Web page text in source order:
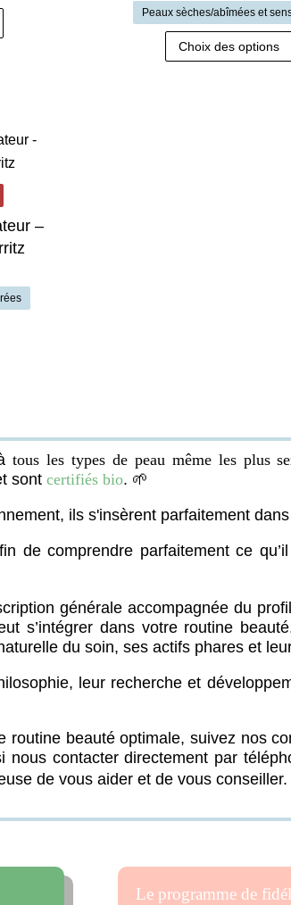
Peaux sèches/abîmées et
Choix des options
–
àtous les types de peau même les plus
sont certifiés bio. 🌱
ils s'insèrent parfaitement
de comprendre parfaitement ce
générale accompagnée du
s’intégrer dans votre routine
du soin, ses actifs phares et
leur recherche et
routine beauté optimale, suivez nos
contacter directement par
de vous aider et de vous
Le programme de